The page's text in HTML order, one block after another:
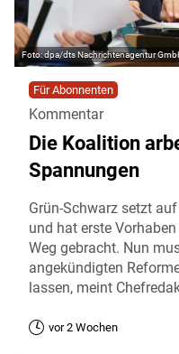
dpa/dts Nachrichtenagentur
Für Abonnenten
Kommentar
Die Koalition
Spannungen
Grün-Schwarz setzt
und hat erste
Weg gebracht. Nun
angekündigten
lassen, meint
vor 2 Wochen